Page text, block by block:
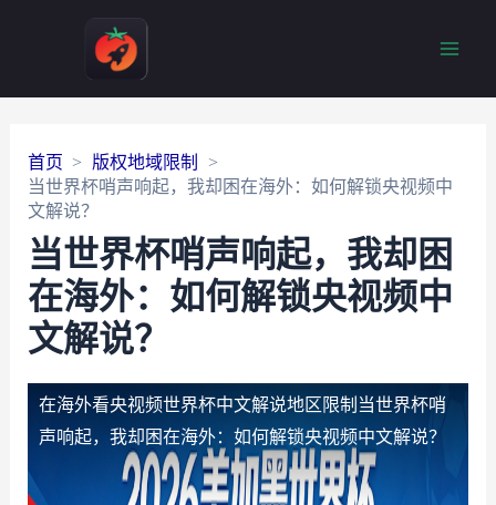
首页
版权地域限制
当世界杯哨声响起，我却困在海外：如何解锁央视频中
文解说？
当世界杯哨声响起，我却困
在海外：如何解锁央视频中
文解说？
在海外看央视频世界杯中文解说地区限制 当世界杯哨
声响起，我却困在海外：如何解锁央视频中文解说？